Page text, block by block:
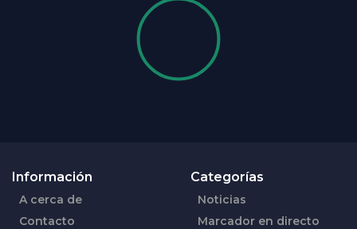
Información
A cerca de
Contacto
Categorías
Noticias
Marcador en directo